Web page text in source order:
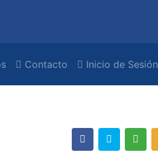
Contacto Inicio de Sesión